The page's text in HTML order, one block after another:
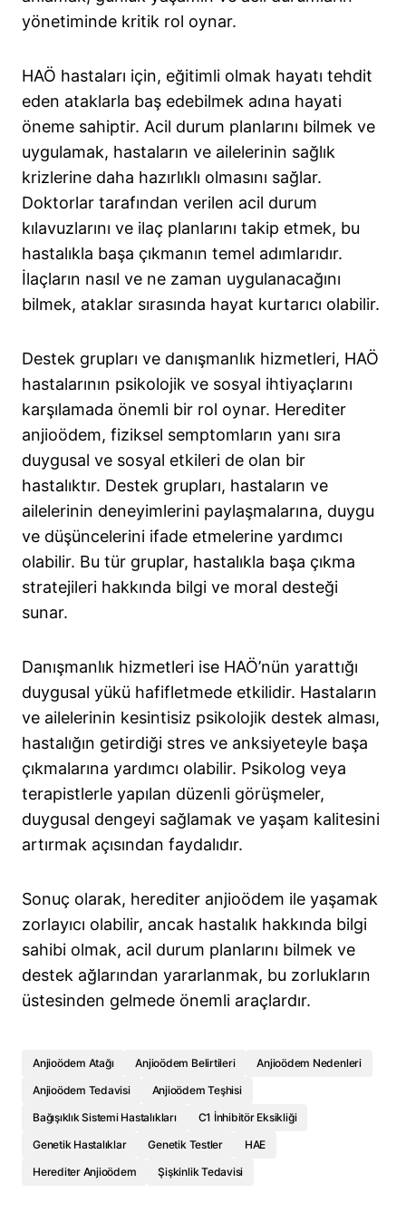
yönetiminde kritik rol oynar.
HAÖ hastaları için, eğitimli olmak hayatı tehdit
eden ataklarla baş edebilmek adına hayati
öneme sahiptir. Acil durum planlarını bilmek ve
uygulamak, hastaların ve ailelerinin sağlık
krizlerine daha hazırlıklı olmasını sağlar.
Doktorlar tarafından verilen acil durum
kılavuzlarını ve ilaç planlarını takip etmek, bu
hastalıkla başa çıkmanın temel adımlarıdır.
İlaçların nasıl ve ne zaman uygulanacağını
bilmek, ataklar sırasında hayat kurtarıcı olabilir.
Destek grupları ve danışmanlık hizmetleri, HAÖ
hastalarının psikolojik ve sosyal ihtiyaçlarını
karşılamada önemli bir rol oynar. Herediter
anjioödem, fiziksel semptomların yanı sıra
duygusal ve sosyal etkileri de olan bir
hastalıktır. Destek grupları, hastaların ve
ailelerinin deneyimlerini paylaşmalarına, duygu
ve düşüncelerini ifade etmelerine yardımcı
olabilir. Bu tür gruplar, hastalıkla başa çıkma
stratejileri hakkında bilgi ve moral desteği
sunar.
Danışmanlık hizmetleri ise HAÖ’nün yarattığı
duygusal yükü hafifletmede etkilidir. Hastaların
ve ailelerinin kesintisiz psikolojik destek alması,
hastalığın getirdiği stres ve anksiyeteyle başa
çıkmalarına yardımcı olabilir. Psikolog veya
terapistlerle yapılan düzenli görüşmeler,
duygusal dengeyi sağlamak ve yaşam kalitesini
artırmak açısından faydalıdır.
Sonuç olarak, herediter anjioödem ile yaşamak
zorlayıcı olabilir, ancak hastalık hakkında bilgi
sahibi olmak, acil durum planlarını bilmek ve
destek ağlarından yararlanmak, bu zorlukların
üstesinden gelmede önemli araçlardır.
Anjioödem Atağı Anjioödem Belirtileri
Anjioödem Nedenleri
Anjioödem Tedavisi
Anjioödem Teşhisi
Bağışıklık Sistemi Hastalıkları
C1 İnhibitör Eksikliği
Genetik Hastalıklar
Genetik Testler
HAE
Herediter Anjioödem
Şişkinlik Tedavisi